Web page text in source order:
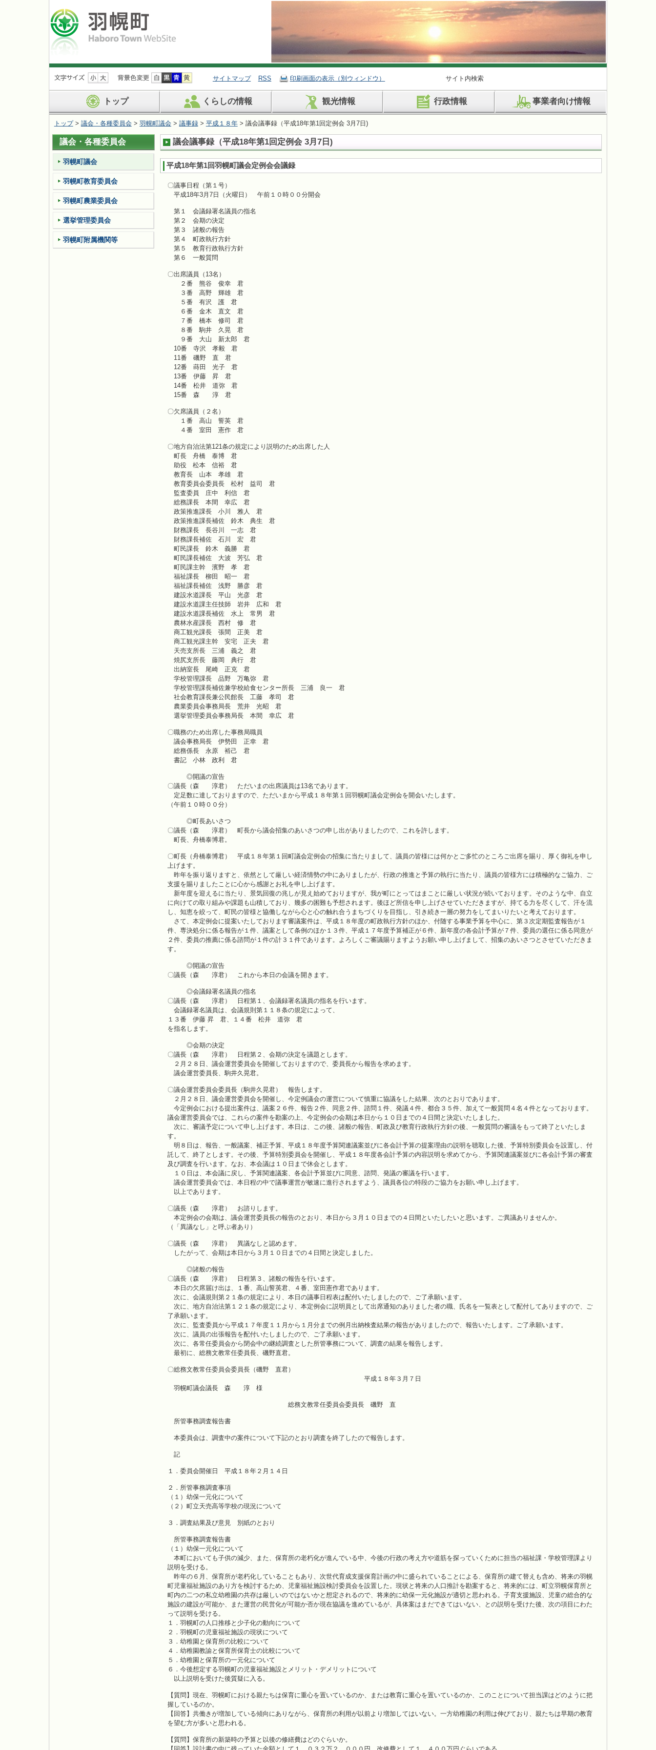
ナ
ビ
ョ
ン
を
飛
ば
す
サイトマップ RSS 印刷画面の表示（別ウィンドウ） サイト内検索
トップ くらしの情報 観光情報 行政情報 事業者向け情報
トップ> 議会・各種委員会 > 羽幌町議会 > 議事録> 平成１８年> 議会議事録（平成18年第1回定例会 3月7日)
議会議事録（平成18年第1回定例会 3月7日)
平成18年第1回羽幌町議会定例会会議録
〇議事日程（第１号）
平成18年3月7日（火曜日） 午前１０時００分開会
第１ 会議録署名議員の指名
第２ 会期の決定
第３ 諸般の報告
第４ 町政執行方針
第５ 教育行政執行方針
第６ 一般質問
〇出席議員（13名）
２番 熊谷 俊幸 君
３番 高野 輝雄 君
５番 有沢 護 君
６番 金木 直文 君
７番 橋本 修司 君
８番 駒井 久晃 君
９番 大山 新太郎 君
10番 寺沢 孝毅 君
11番 磯野 直 君
12番 蒔田 光子 君
13番 伊藤 昇 君
14番 松井 道弥 君
15番 森 淳 君
〇欠席議員（２名）
１番 高山 誓英 君
４番 室田 憲作 君
〇地方自治法第121条の規定により説明のため出席した人
町長 舟橋 泰博 君
助役 松本 信裕 君
教育長 山本 孝雄 君
教育委員会委員長 松村 益司 君
監査委員 庄中 利信 君
総務課長 本間 幸広 君
政策推進課長 小川 雅人 君
政策推進課長補佐 鈴木 典生 君
財務課長 長谷川 一志 君
財務課長補佐 石川 宏 君
町民課長 鈴木 義勝 君
町民課長補佐 大波 芳弘 君
町民課主幹 濱野 孝 君
福祉課長 柳田 昭一 君
福祉課長補佐 浅野 勝彦 君
建設水道課長 平山 光彦 君
建設水道課主任技師 岩井 広和 君
建設水道課長補佐 水上 常男 君
農林水産課長 西村 修 君
商工観光課長 張間 正美 君
商工観光課主幹 安宅 正夫 君
天売支所長 三浦 義之 君
焼尻支所長 藤岡 典行 君
出納室長 尾崎 正克 君
学校管理課長 品野 万亀弥 君
学校管理課長補佐兼学校給食センター所長 三浦 良一 君
社会教育課長兼公民館長 工藤 孝司 君
農業委員会事務局長 荒井 光昭 君
選挙管理委員会事務局長 本間 幸広 君
〇職務のため出席した事務局職員
議会事務局長 伊勢田 正幸 君
総務係長 永原 裕己 君
書記 小林 政利 君
◎開議の宣告
〇議長（森 淳君） ただいまの出席議員は13名であります。
定足数に達しておりますので、ただいまから平成１８年第１回羽幌町議会定例会を開会いたします。
（午前１０時００分）
◎町長あいさつ
〇議長（森 淳君） 町長から議会招集のあいさつの申し出がありましたので、これを許します。
町長、舟橋泰博君。
〇町長（舟橋泰博君） 平成１８年第１回町議会定例会の招集に当たりまして、議員の皆様には何かとご多忙のところご出席を賜り、厚く御礼を申し
上げます。
昨年を振り返りますと、依然として厳しい経済情勢の中にありましたが、行政の推進と予算の執行に当たり、議員の皆様方には積極的なご協力、ご
支援を賜りましたことに心から感謝とお礼を申し上げます。
新年度を迎えるに当たり、景気回復の兆しが見え始めておりますが、我が町にとってはまことに厳しい状況が続いております。そのような中、自立
に向けての取り組みや課題も山積しており、幾多の困難も予想されます。後ほど所信を申し上げさせていただきますが、持てる力を尽くして、汗を流
し、知恵を絞って、町民の皆様と協働しながら心と心の触れ合うまちづくりを目指し、引き続き一層の努力をしてまいりたいと考えております。
さて、本定例会に提案いたしております審議案件は、平成１８年度の町政執行方針のほか、付随する事業予算を中心に、第３次定期監査報告が１
件、専決処分に係る報告が１件、議案として条例のほか１３件、平成１７年度予算補正が６件、新年度の各会計予算が７件、委員の選任に係る同意が
２件、委員の推薦に係る諮問が１件の計３１件であります。よろしくご審議賜りますようお願い申し上げまして、招集のあいさつとさせていただきま
す。
◎開議の宣告
〇議長（森 淳君） これから本日の会議を開きます。
◎会議録署名議員の指名
〇議長（森 淳君） 日程第１、会議録署名議員の指名を行います。
会議録署名議員は、会議規則第１１８条の規定によって、
１３番 伊藤 昇 君、１４番 松井 道弥 君
を指名します。
◎会期の決定
〇議長（森 淳君） 日程第２、会期の決定を議題とします。
２月２８日、議会運営委員会を開催しておりますので、委員長から報告を求めます。
議会運営委員長、駒井久晃君。
〇議会運営委員会委員長（駒井久晃君） 報告します。
２月２８日、議会運営委員会を開催し、今定例議会の運営について慎重に協議をした結果、次のとおりであります。
今定例会における提出案件は、議案２６件、報告２件、同意２件、諮問１件、発議４件、都合３５件、加えて一般質問４名４件となっております。
議会運営委員会では、これらの案件を勘案の上、今定例会の会期は本日から１０日までの４日間と決定いたしました。
次に、審議予定について申し上げます。本日は、この後、諸般の報告、町政及び教育行政執行方針の後、一般質問の審議をもって終了といたしま
す。
明８日は、報告、一般議案、補正予算、平成１８年度予算関連議案並びに各会計予算の提案理由の説明を聴取した後、予算特別委員会を設置し、付
託して、終了とします。その後、予算特別委員会を開催し、平成１８年度各会計予算の内容説明を求めてから、予算関連議案並びに各会計予算の審査
及び調査を行います。なお、本会議は１０日まで休会とします。
１０日は、本会議に戻し、予算関連議案、各会計予算並びに同意、諮問、発議の審議を行います。
議会運営委員会では、本日程の中で議事運営が敏速に進行されますよう、議員各位の特段のご協力をお願い申し上げます。
以上であります。
〇議長（森 淳君） お諮りします。
本定例会の会期は、議会運営委員長の報告のとおり、本日から３月１０日までの４日間といたしたいと思います。ご異議ありませんか。
（「異議なし」と呼ぶ者あり）
〇議長（森 淳君） 異議なしと認めます。
したがって、会期は本日から３月１０日までの４日間と決定しました。
◎諸般の報告
〇議長（森 淳君） 日程第３、諸般の報告を行います。
本日の欠席届け出は、１番、高山誓英君、４番、室田憲作君であります。
次に、会議規則第２１条の規定により、本日の議事日程表は配付いたしましたので、ご了承願います。
次に、地方自治法第１２１条の規定により、本定例会に説明員として出席通知のありました者の職、氏名を一覧表として配付してありますので、ご
了承願います。
次に、監査委員から平成１７年度１１月から１月分までの例月出納検査結果の報告がありましたので、報告いたします。ご了承願います。
次に、議員の出張報告を配付いたしましたので、ご了承願います。
次に、各常任委員会から閉会中の継続調査とした所管事務について、調査の結果を報告します。
最初に、総務文教常任委員長、磯野直君。
〇総務文教常任委員会委員長（磯野 直君）
平成１８年３月７日
羽幌町議会議長 森 淳 様
総務文教常任委員会委員長 磯野 直
所管事務調査報告書
本委員会は、調査中の案件について下記のとおり調査を終了したので報告します。
記
１．委員会開催日 平成１８年２月１４日
２．所管事務調査事項
（１）幼保一元化について
（２）町立天売高等学校の現況について
３．調査結果及び意見 別紙のとおり
所管事務調査報告書
（１）幼保一元化について
本町においても子供の減少、また、保育所の老朽化が進んでいる中、今後の行政の考え方や道筋を探っていくために担当の福祉課・学校管理課より
説明を受ける。
昨年の６月、保育所が老朽化していることもあり、次世代育成支援保育計画の中に盛られていることによる、保育所の建て替えも含め、将来の羽幌
町児童福祉施設のあり方を検討するため、児童福祉施設検討委員会を設置した。現状と将来の人口推計を勘案すると、将来的には、町立羽幌保育所と
町内の二つの私立幼稚園の共存は厳しいのではないかと想定されるので、将来的に幼保一元化施設が適切と思われる。子育支援施設、児童の総合的な
施設の建設が可能か、また運営の民営化が可能か否か現在協議を進めているが、具体案はまだできてはいない、との説明を受けた後、次の項目にわた
って説明を受ける。
１．羽幌町の人口推移と少子化の動向について
２．羽幌町の児童福祉施設の現状について
３．幼稚園と保育所の比較について
４．幼稚園教諭と保育所保育士の比較について
５．幼稚園と保育所の一元化について
６．今後想定する羽幌町の児童福祉施設とメリット・デメリットについて
以上説明を受けた後質疑に入る。
【質問】現在、羽幌町における親たちは保育に重心を置いているのか、または教育に重心を置いているのか、このことについて担当課はどのように把
握しているのか。
【回答】共働きが増加している傾向にありながら、保育所の利用が以前より増加してはいない。一方幼稚園の利用は伸びており、親たちは早期の教育
を望む方が多いと思われる。
【質問】保育所の新築時の予算と以後の修繕費はどのぐらいか。
議会・各種委員会
羽幌町議会
羽幌町教育委員会
羽幌町農業委員会
選挙管理委員会
羽幌町附属機関等